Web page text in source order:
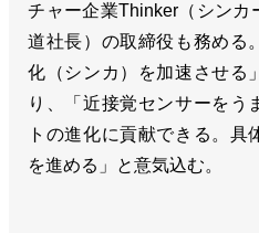
チャー企業Thinker（シンカ
道社長）の取締役も務める
化（シンカ）を加速させる
り、「近接覚センサーをう
トの進化に貢献できる。具
を進める」と意気込む。